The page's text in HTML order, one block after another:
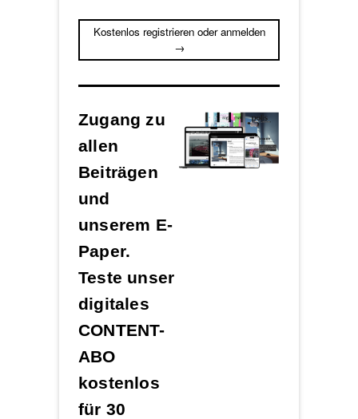
Kostenlos registrieren oder anmelden
→
Zugang zu
allen
Beiträgen
und
unserem E-
Paper.
Teste unser
digitales
CONTENT-
ABO
kostenlos
für 30